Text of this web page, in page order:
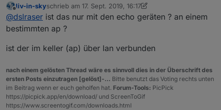
Hier fehlt der AP Keller...
und hier kurz danach sind alle wieder da
Offline
liv-in-skyschrieb am 17. Sept. 2019, 16:17
zuletzt editiert von liv-in-sky
@dslraser ist das nur mit den echo geräten ? an einem
bestimmten ap ?
ist der im keller (ap) über lan verbunden
nach einem gelösten Thread wäre es sinnvoll dies in der Überschrift des
ersten Posts einzutragen [gelöst]-... Bitte benutzt das Voting rechts unten
im Beitrag wenn er euch geholfen hat. Forum-Tools: PicPick
https://picpick.app/en/download/ und ScreenToGif
https://www.screentogif.com/downloads.html